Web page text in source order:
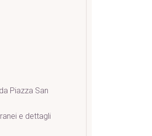
Piazza San
e dettagli